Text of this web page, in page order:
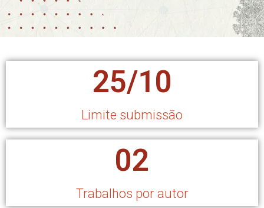
25/10
Limite submissão
02
Trabalhos por autor